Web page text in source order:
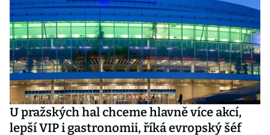
U pražských hal chceme hlavně více akcí,
lepší VIP i gastronomii, říká evropský šéf